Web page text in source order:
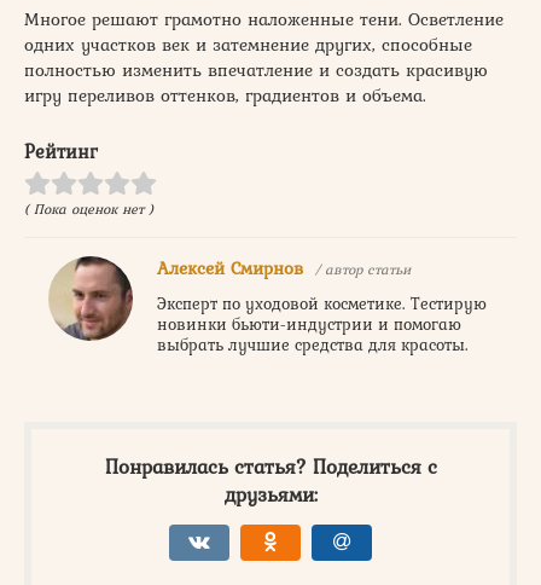
Многое решают грамотно наложенные тени. Осветление
одних участков век и затемнение других, способные
полностью изменить впечатление и создать красивую
игру переливов оттенков, градиентов и объема.
Рейтинг
( Пока оценок нет )
Алексей Смирнов / автор статьи
Эксперт по уходовой косметике. Тестирую
новинки бьюти-индустрии и помогаю
выбрать лучшие средства для красоты.
Понравилась статья? Поделиться с
друзьями: